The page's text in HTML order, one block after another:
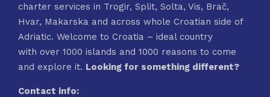
charter services in Trogir, Split, Solta, Vis, Brač,
Hvar, Makarska and across whole Croatian side of
Adriatic. Welcome to Croatia – ideal country
with over 1000 islands and 1000 reasons to come
and explore it. Looking for something different?
Contact info: